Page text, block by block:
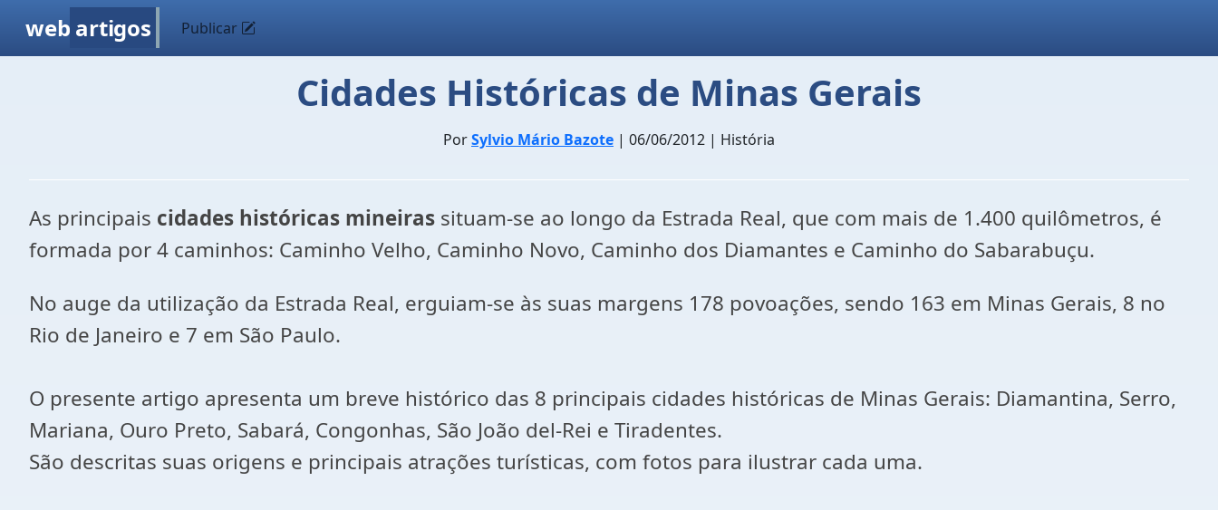
web artigos Publicar
Cidades Históricas de Minas Gerais
PorSylvio Mário Bazote | 06/06/2012 | História
As principais cidades históricas mineiras situam-se ao longo da Estrada Real, que com mais de 1.400 quilômetros, é
formada por 4 caminhos: Caminho Velho, Caminho Novo, Caminho dos Diamantes e Caminho do Sabarabuçu.
No auge da utilização da Estrada Real, erguiam-se às suas margens 178 povoações, sendo 163 em Minas Gerais, 8 no
Rio de Janeiro e 7 em São Paulo.
O presente artigo apresenta um breve histórico das 8 principais cidades históricas de Minas Gerais: Diamantina, Serro,
Mariana, Ouro Preto, Sabará, Congonhas, São João del-Rei e Tiradentes.
São descritas suas origens e principais atrações turísticas, com fotos para ilustrar cada uma.